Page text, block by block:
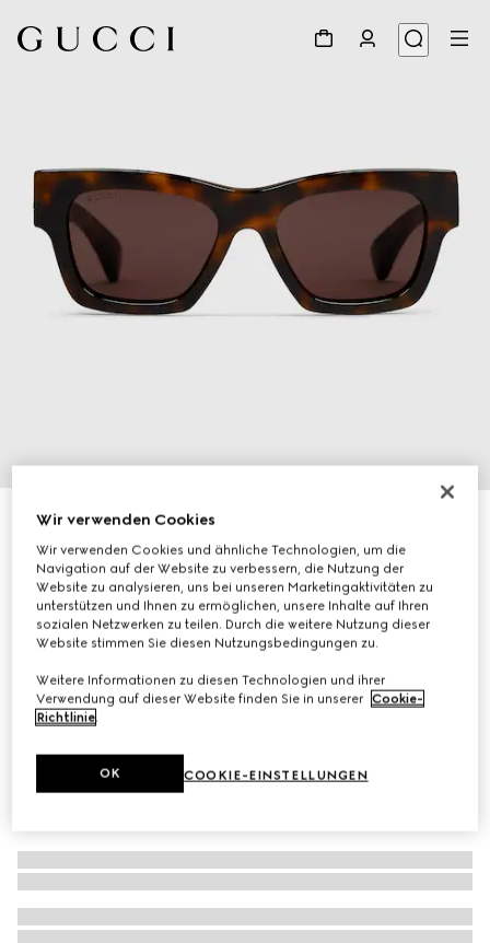
Sonnenbrille mit rechteckigem Rahmen
€ 330
Variantenmittelgroße Schildpatt-Optik
Wir verwenden Cookies
Wir verwenden Cookies und ähnliche Technologien, um die
Navigation auf der Website zu verbessern, die Nutzung der
Website zu analysieren, uns bei unseren Marketingaktivitäten zu
unterstützen und Ihnen zu ermöglichen, unsere Inhalte auf Ihren
sozialen Netzwerken zu teilen. Durch die weitere Nutzung dieser
Website stimmen Sie diesen Nutzungsbedingungen zu.
Weitere Informationen zu diesen Technologien und ihrer
Verwendung auf dieser Website finden Sie in unserer Cookie-
Richtlinie.
COOKIE-EINSTELLUNGEN
OK